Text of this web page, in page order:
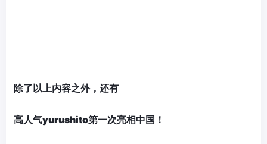
除了以上内容之外，还有
高人气yurushito第一次亮相中国！